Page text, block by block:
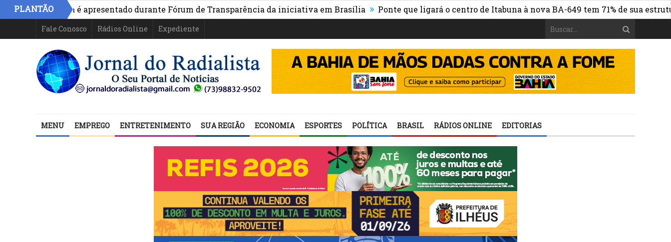
PLANTÃO
na Bahia é apresentado durante Fórum de Transparência da iniciativa em Brasília » Ponte que ligará o centro de Itabuna à nova BA-649 tem 71% de sua estrutura de
Fale Conosco Rádios Online Expediente
MENU EMPREGO ENTRETENIMENTO SUA REGIÃO ECONOMIA ESPORTES POLÍTICA BRASIL RÁDIOS ONLINE EDITORIAS